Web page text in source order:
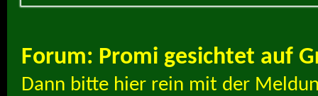
Forum: Promi gesichtet auf
Dann bitte hier rein mit der